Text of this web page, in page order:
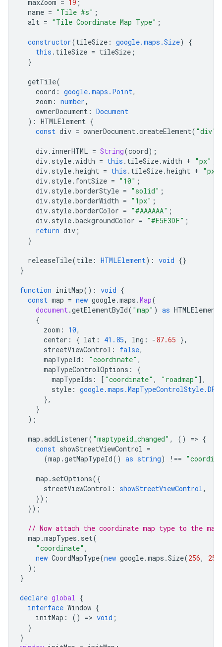
maxZoom = 19 ;
name = "Tile #s" ;
alt = "Tile Coordinate Map Type" ;
constructor(tileSize : google.maps.Size)
{
this . tileSize = tileSize ;
}
getTile(
coord : google.maps.Point,
zoom : number,
ownerDocument : Document
) : HTMLElement {
const div = ownerDocument.createElement( "div"
div. innerHTML = String(coord);
div. style.width = this . tileSize.width + "px"
div. style.height = this . tileSize.height + "px"
div. style. fontSize = "10" ;
div. style.borderStyle = "solid" ;
div. style.borderWidth = "1px" ;
div. style.borderColor = "#AAAAAA" ;
div. style.backgroundColor = "#E5E3DF" ;
return div ;
}
releaseTile(tile : HTMLElement) : void {}
}
function initMap() : void {
const map = new google.maps .Map(
document.getElementById( "map" ) as HTMLElement
{
zoom : 10,
center : { lat : 41.85, lng : -87.65 },
streetViewControl : false,
mapTypeId : "coordinate" ,
mapTypeControlOptions :
{
mapTypeIds : [ "coordinate" , "roadmap" ],
style :
},
}
);
map .addListener( "maptypeid_changed" , () => {
const showStreetViewControl =
(map .getMapTypeId() as string) !==
map . setOptions({
streetViewControl : showStreetViewControl,
});
});
// Now attach the coordinate map type to the
map .mapTypes . set(
"coordinate" ,
new CoordMapType(new google.maps .Size(256, 256
);
}
declare global {
interface Window {
initMap : () => void ;
}
}